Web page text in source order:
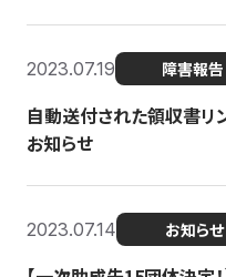
2023.07.19 障害報告
自動送付された領収書リ
お知らせ
2023.07.14 お知らせ